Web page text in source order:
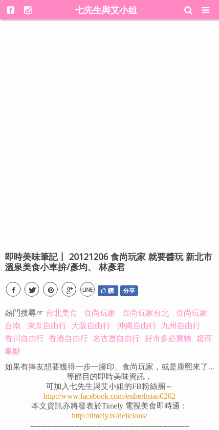
七先生與艾小姐
即時美味筆記〡 20121206 食尚玩家 就要醬玩 新北市
溫泉美食小車拚/彥均、 林彥君
LINE 讚 分享
熱門搜尋☞ 台北美食 食尚玩家 食尚玩家台北
食尚玩家
台南
東京自由行 大阪自由行 沖繩自由行 九州自由行
香川自由行 香港自由行 名古屋自由行 好市多必買物 超商
集點
如果有捧友想要獲得一步一腳印、食尚玩家，或是康熙來了...
等節目的即時美味資訊，
可加入七先生與艾小姐的FB粉絲團～
http://www.facebook.com/estherhsiao0202
本文資訊亦將發表於Timely 電視美食即時通：
http://timely.tv/delicious/
-----------------------------------------------------------------